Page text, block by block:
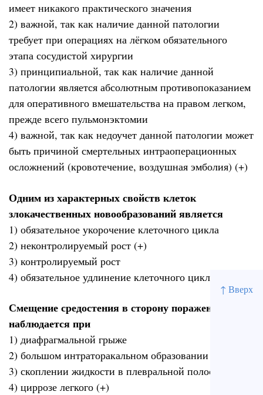
↑ Вверх
имеет никакого практического значения
2) важной, так как наличие данной патологии
требует при операциях на лёгком обязательного
этапа сосудистой хирургии
3) принципиальной, так как наличие данной
патологии является абсолютным противопоказанием
для оперативного вмешательства на правом легком,
прежде всего пульмонэктомии
4) важной, так как недоучет данной патологии может
быть причиной смертельных интраоперационных
осложнений (кровотечение, воздушная эмболия) (+)
Одним из характерных свойств клеток
злокачественных новообразований является
1) обязательное укорочение клеточного цикла
2) неконтролируемый рост (+)
3) контролируемый рост
4) обязательное удлинение клеточного цикла
Смещение средостения в сторону поражения
наблюдается при
1) диафрагмальной грыже
2) большом интраторакальном образовании
3) скоплении жидкости в плевральной полости
4) циррозе легкого (+)